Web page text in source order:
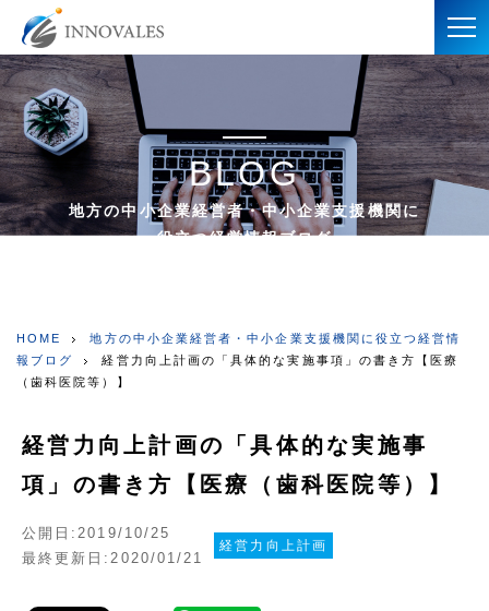
BLOG
地方の中小企業経営者・中小企業支援機関に
役立つ経営情報ブログ
HOME
地方の中小企業経営者・中小企業支援機関に役立つ経営情
報ブログ
経営力向上計画の「具体的な実施事項」の書き方【医療
（歯科医院等）】
経営力向上計画の「具体的な実施事
項」の書き方【医療（歯科医院等）】
公開日:2019/10/25
最終更新日:2020/01/21
経営力向上計画